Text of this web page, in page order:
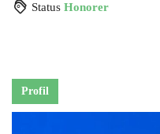
Status Honorer
Profil